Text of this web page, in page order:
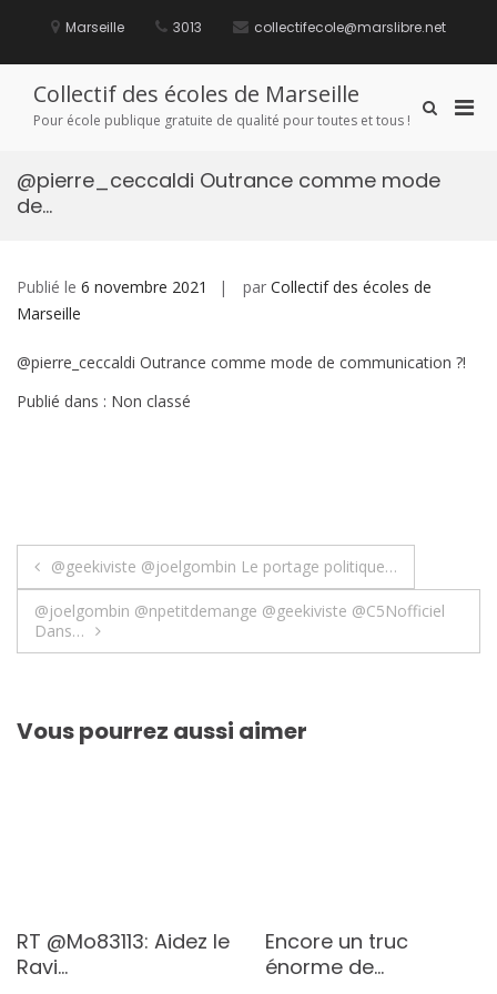
Marseille 3013 collectifecole@marslibre.net
Collectif des écoles de Marseille
Pour école publique gratuite de qualité pour toutes et tous !
Afficher
recherche
@pierre_ceccaldi Outrance comme mode
de…
Publié le 6 novembre 2021 par Collectif des écoles de
Marseille
@pierre_ceccaldi Outrance comme mode de communication ?!
Publié dans : Non classé
Navigation
de
l’article
@geekiviste @joelgombin Le portage politique…
@joelgombin @npetitdemange @geekiviste @C5Nofficiel
Dans…
Vous pourrez aussi aimer
RT @Mo83113: Aidez le
Ravi…
Encore un truc
énorme de…